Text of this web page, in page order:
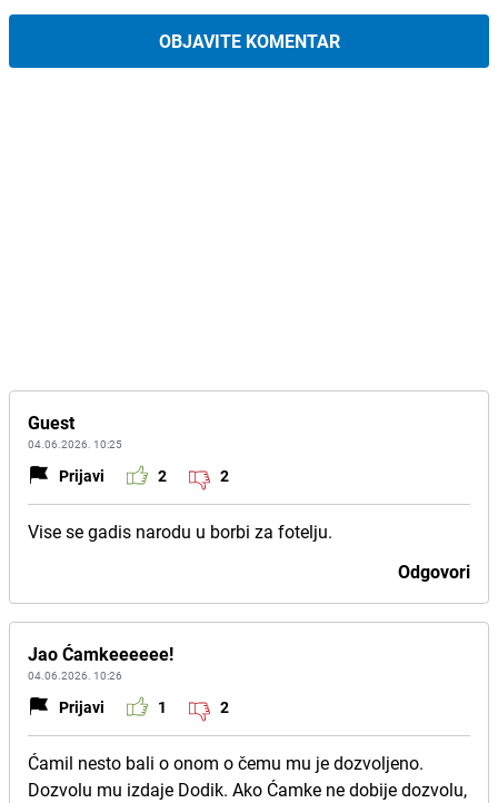
OBJAVITE KOMENTAR
Guest
04.06.2026. 10:25
Prijavi 2 2
Vise se gadis narodu u borbi za fotelju.
Odgovori
Jao Ćamkeeeeee!
04.06.2026. 10:26
Prijavi 1 2
Ćamil nesto bali o onom o čemu mu je dozvoljeno.
Dozvolu mu izdaje Dodik. Ako Ćamke ne dobije dozvolu,